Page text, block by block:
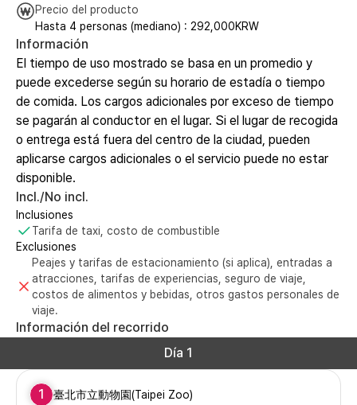
Precio del producto
Hasta 4 personas (mediano) : 292,000KRW
Información
El tiempo de uso mostrado se basa en un promedio y
puede excederse según su horario de estadía o tiempo
de comida. Los cargos adicionales por exceso de tiempo
se pagarán al conductor en el lugar. Si el lugar de recogida
o entrega está fuera del centro de la ciudad, pueden
aplicarse cargos adicionales o el servicio puede no estar
disponible.
Incl./No incl.
Inclusiones
Tarifa de taxi, costo de combustible
Exclusiones
Peajes y tarifas de estacionamiento (si aplica), entradas a
atracciones, tarifas de experiencias, seguro de viaje,
costos de alimentos y bebidas, otros gastos personales de
viaje.
Información del recorrido
Día 1
1 臺北市立動物園(Taipei Zoo)